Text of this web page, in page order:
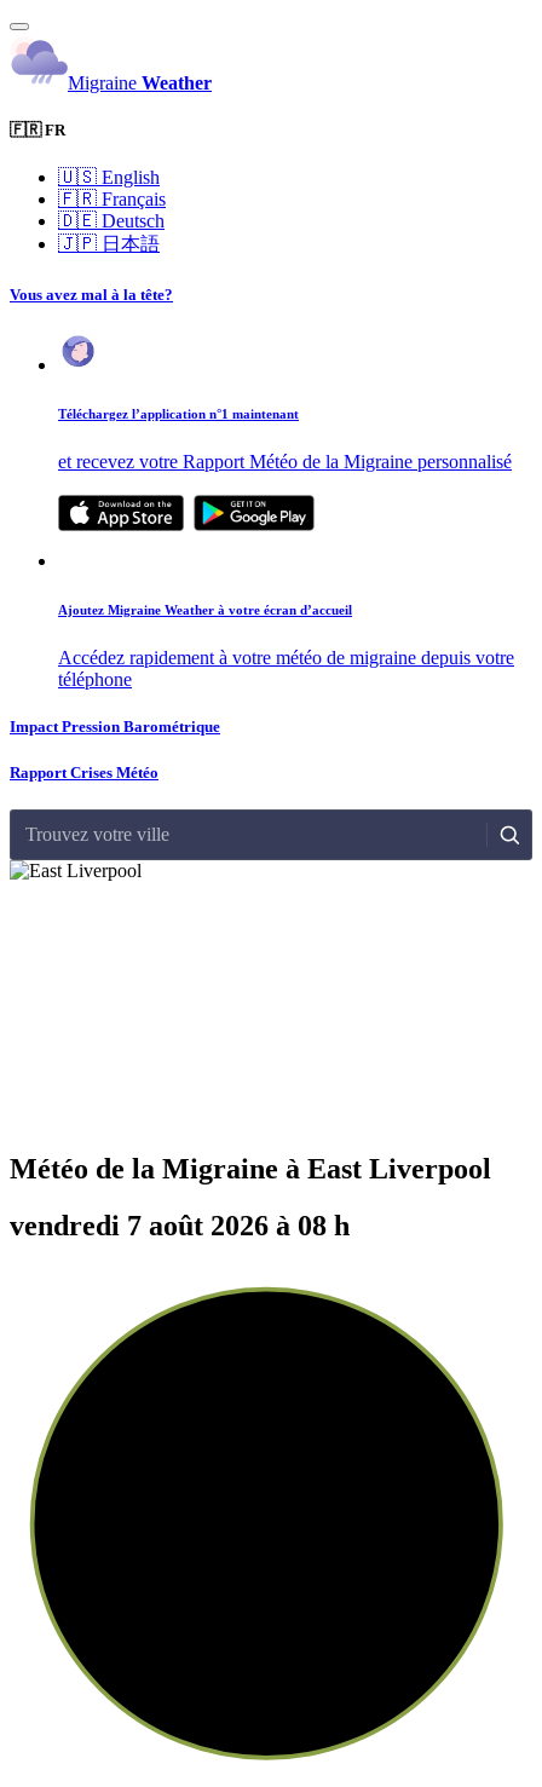
Migraine Weather
🇫🇷 FR
🇺🇸 English
🇫🇷 Français
🇩🇪 Deutsch
🇯🇵 日本語
Vous avez mal à la tête?
Téléchargez l’application n°1 maintenant
et recevez votre Rapport Météo de la Migraine personnalisé
Ajoutez Migraine Weather à votre écran d’accueil
Accédez rapidement à votre météo de migraine depuis votre
téléphone
Impact Pression Barométrique
Rapport Crises Météo
Trouvez votre ville
Météo de la Migraine à East Liverpool
vendredi 7 août 2026 à 08 h